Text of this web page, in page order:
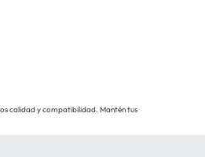
calidad y compatibilidad. Mantén tus